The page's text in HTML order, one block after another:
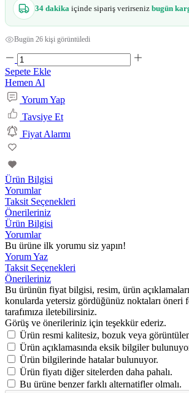
34 dakika içinde sipariş verirseniz bugün
Bugün 26 kişi görüntüledi
Sepete Ekle
Hemen Al
Yorum Yap
Tavsiye Et
Fiyat Alarmı
Ürün Bilgisi
Yorumlar
Taksit Seçenekleri
Önerileriniz
Ürün Bilgisi
Yorumlar
Bu ürüne ilk yorumu siz yapın!
Yorum Yaz
Taksit Seçenekleri
Önerileriniz
Bu ürünün fiyat bilgisi, resim, ürün
konularda yetersiz gördüğünüz noktaları öneri
tarafımıza iletebilirsiniz.
Görüş ve önerileriniz için teşekkür ederiz.
Ürün resmi kalitesiz, bozuk veya
Ürün açıklamasında eksik bilgiler
Ürün bilgilerinde hatalar bulunuyor.
Ürün fiyatı diğer sitelerden daha pahalı.
Bu ürüne benzer farklı alternatifler olmalı.